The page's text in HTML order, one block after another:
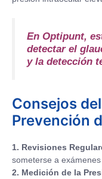
En Optipunt,
detectar el
y la detección
Consejos
Prevención
1. Revisiones
someterse a
2. Medición de la